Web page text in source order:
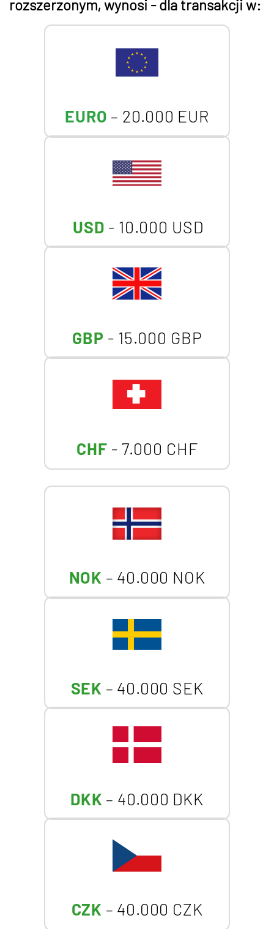
rozszerzonym, wynosi - dla transakcji w:
EURO – 20.000 EUR
USD - 10.000 USD
GBP - 15.000 GBP
CHF - 7.000 CHF
NOK – 40.000 NOK
SEK – 40.000 SEK
DKK – 40.000 DKK
CZK – 40.000 CZK